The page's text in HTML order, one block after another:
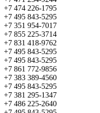
+7 474 226-1795
+7 495 843-5295
+7 351 954-7017
+7 855 225-3714
+7 831 418-9762
+7 495 843-5295
+7 495 843-5295
+7 861 772-9856
+7 383 389-4560
+7 495 843-5295
+7 381 295-1347
+7 486 225-2640